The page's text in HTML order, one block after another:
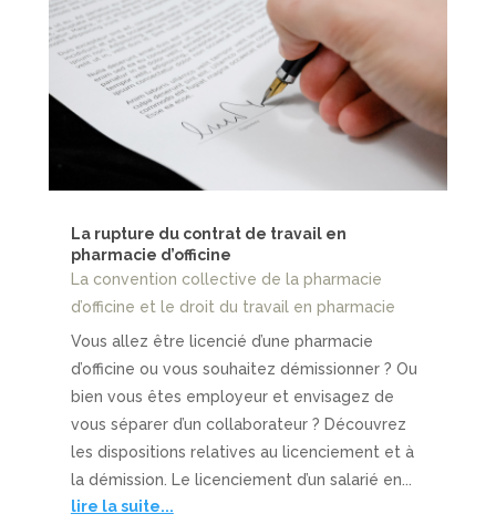
La rupture du contrat de travail en
pharmacie d’officine
La convention collective de la pharmacie
d’officine et le droit du travail en pharmacie
Vous allez être licencié d’une pharmacie
d’officine ou vous souhaitez démissionner ? Ou
bien vous êtes employeur et envisagez de
vous séparer d’un collaborateur ? Découvrez
les dispositions relatives au licenciement et à
la démission. Le licenciement d’un salarié en...
lire la suite...